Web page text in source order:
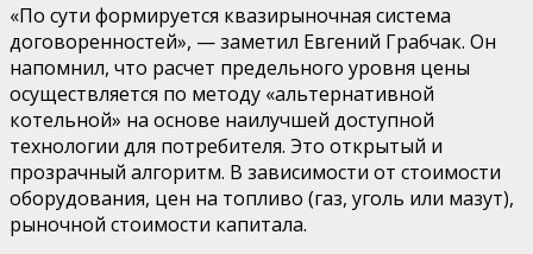
«По сути формируется квазирыночная система
договоренностей», — заметил Евгений Грабчак. Он
напомнил, что расчет предельного уровня цены
осуществляется по методу «альтернативной
котельной» на основе наилучшей доступной
технологии для потребителя. Это открытый и
прозрачный алгоритм. В зависимости от стоимости
оборудования, цен на топливо (газ, уголь или мазут),
рыночной стоимости капитала.